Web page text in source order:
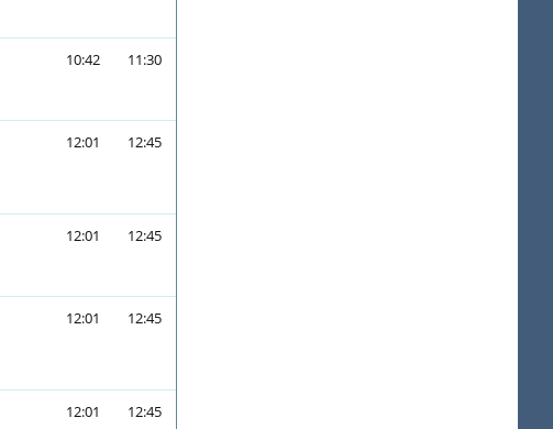
10:42 11:30
12:01 12:45
12:01 12:45
12:01 12:45
12:01 12:45